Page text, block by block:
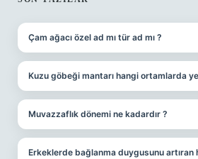
SIDEBAR
Çam ağacı özel ad mı tür ad mı ?
Kuzu göbeği mantarı hangi ortamlarda
Muvazzaflık dönemi ne kadardır ?
Erkeklerde bağlanma duygusunu artıran